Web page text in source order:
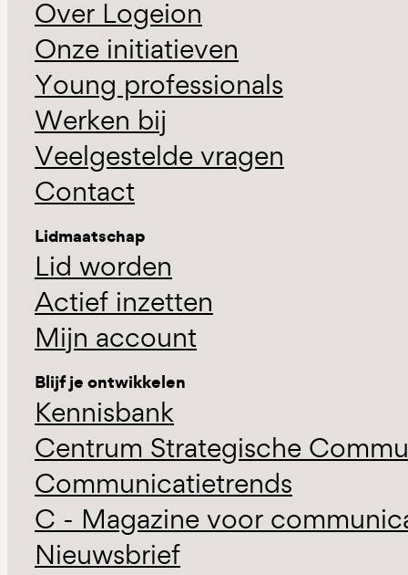
Over Logeion
Onze initiatieven
Young professionals
Werken bij
Veelgestelde vragen
Contact
Lidmaatschap
Lid worden
Actief inzetten
Mijn account
Blijf je ontwikkelen
Kennisbank
Centrum Strategische
Communicatietrends
C - Magazine voor
Nieuwsbrief